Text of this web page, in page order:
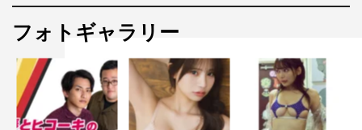
『ピーナッツバターサンドウィッチ』原作者・ミツコ コメント
フォトギャラリー